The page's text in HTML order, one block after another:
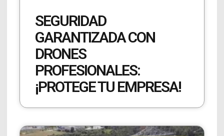
SEGURIDAD
GARANTIZADA CON
DRONES
PROFESIONALES:
¡PROTEGE TU EMPRESA!